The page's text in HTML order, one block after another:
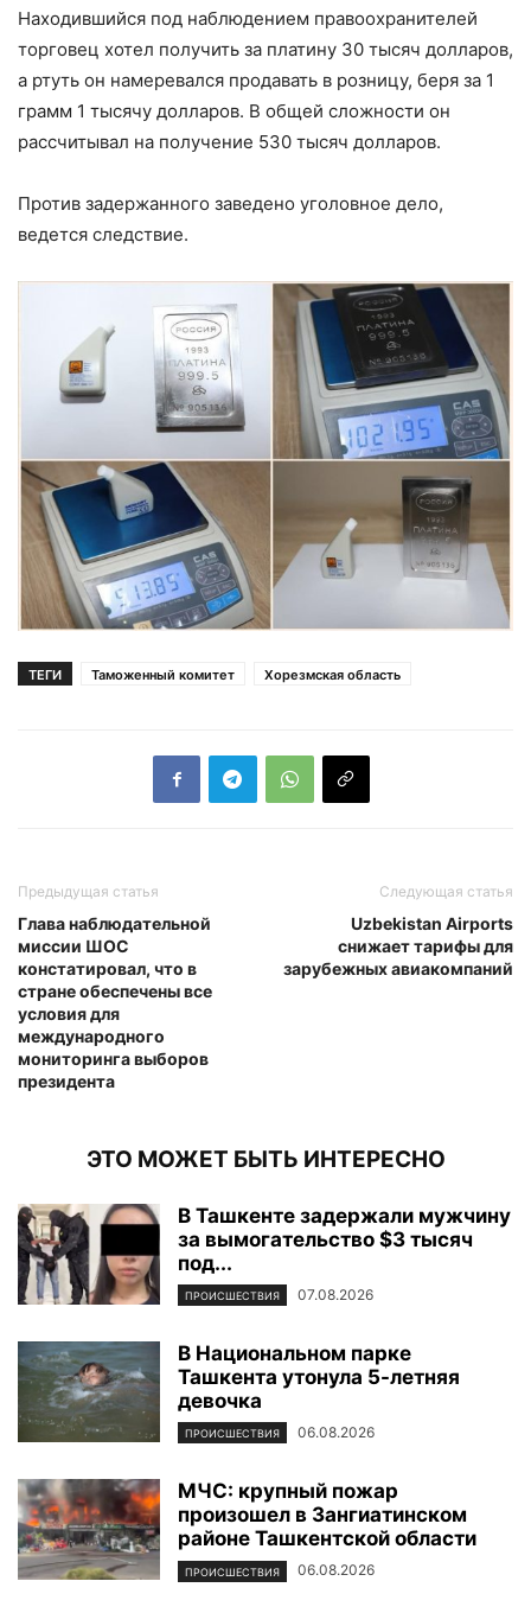
Находившийся под наблюдением правоохранителей
торговец хотел получить за платину 30 тысяч долларов,
а ртуть он намеревался продавать в розницу, беря за 1
грамм 1 тысячу долларов. В общей сложности он
рассчитывал на получение 530 тысяч долларов.
Против задержанного заведено уголовное дело,
ведется следствие.
ТЕГИ Таможенный комитет Хорезмская область
Предыдущая статья
Глава наблюдательной
миссии ШОС
констатировал, что в
стране обеспечены все
условия для
международного
мониторинга выборов
президента
Следующая статья
Uzbekistan Airports
снижает тарифы для
зарубежных авиакомпаний
ЭТО МОЖЕТ БЫТЬ ИНТЕРЕСНО
В Ташкенте задержали мужчину
за вымогательство $3 тысяч
под...
ПРОИСШЕСТВИЯ 07.08.2026
В Национальном парке
Ташкента утонула 5-летняя
девочка
ПРОИСШЕСТВИЯ 06.08.2026
МЧС: крупный пожар
произошел в Зангиатинском
районе Ташкентской области
ПРОИСШЕСТВИЯ 06.08.2026